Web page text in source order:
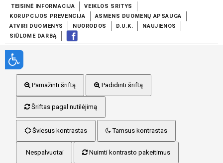
TEISINĖ INFORMACIJA
VEIKLOS SRITYS
KORUPCIJOS PREVENCIJA
ASMENS DUOMENŲ APSAUGA
ATVIRI DUOMENYS
NUORODOS D.U.K.
NAUJIENOS
SIŪLOME DARBĄ
Pamažinti šriftą Padidinti šriftą
Šriftas pagal nutilėjimą
Šviesus kontrastas Tamsus kontrastas
Nespalvuotai Nuimti kontrasto pakeitimus